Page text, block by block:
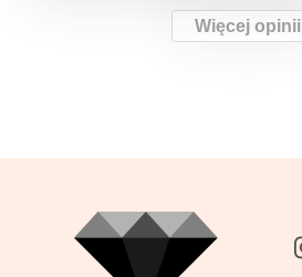
Więcej opinii